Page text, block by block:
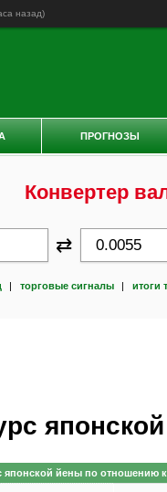
назад)
Конвертер
⇄
| торговые сигналы | итоги
японской йены по отношению
ПРОГНОЗЫ